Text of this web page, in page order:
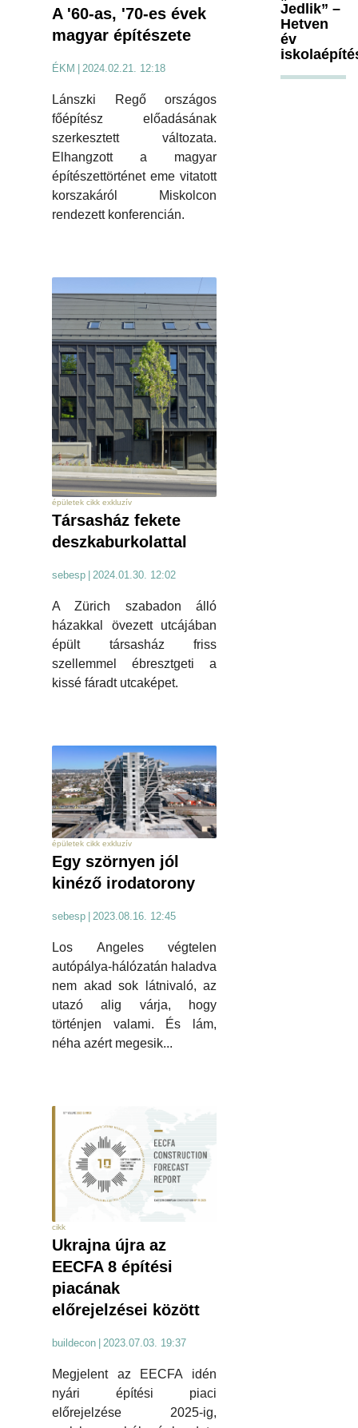
A '60-as, '70-es évek
magyar építészete
ÉKM 2024.02.21. 12:18
Lánszki Regő országos
főépítész előadásának
szerkesztett változata.
Elhangzott a magyar
építészettörténet eme vitatott
korszakáról Miskolcon
rendezett konferencián.
épületek cikk exkluzív
Társasház fekete
deszkaburkolattal
sebesp 2024.01.30. 12:02
A Zürich szabadon álló
házakkal övezett utcájában
épült társasház friss
szellemmel ébresztgeti a
kissé fáradt utcaképet.
épületek cikk exkluzív
Egy szörnyen jól
kinéző irodatorony
sebesp 2023.08.16. 12:45
Los Angeles végtelen
autópálya-hálózatán haladva
nem akad sok látnivaló, az
utazó alig várja, hogy
történjen valami. És lám,
néha azért megesik...
cikk
Ukrajna újra az
EECFA 8 építési
piacának
előrejelzései között
buildecon 2023.07.03. 19:37
Megjelent az EECFA idén
nyári építési piaci
előrejelzése 2025-ig,
Jedlik” –
Hetven
év